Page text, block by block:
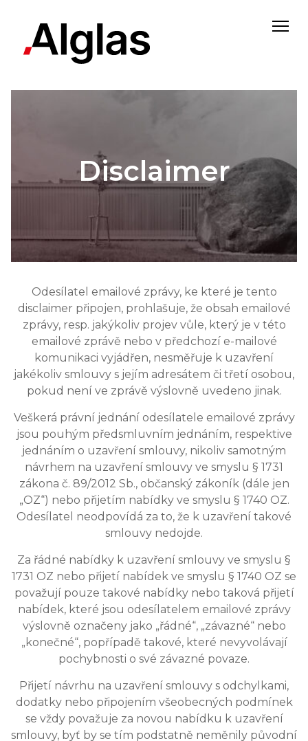
Disclaimer
Odesílatel emailové zprávy, ke které je tento
disclaimer připojen, prohlašuje, že obsah emailové
zprávy, resp. jakýkoliv projev vůle, který je v této
emailové zprávě nebo v předchozí e-mailové
komunikaci vyjádřen, nesměřuje k uzavření
jakékoliv smlouvy s jejím adresátem či třetí osobou,
pokud není ve zprávě výslovně uvedeno jinak.
Veškerá právní jednání odesílatele emailové zprávy
jsou pouhým předsmluvním jednáním, respektive
jednáním o uzavření smlouvy, nikoliv samotným
návrhem na uzavření smlouvy ve smyslu § 1731
zákona č. 89/2012 Sb., občanský zákoník (dále jen
„OZ“) nebo přijetím nabídky ve smyslu § 1740 OZ.
Odesílatel neodpovídá za to, že k uzavření takové
smlouvy nedojde.
Za řádné nabídky k uzavření smlouvy ve smyslu §
1731 OZ nebo přijetí nabídek ve smyslu § 1740 OZ se
považují pouze takové nabídky nebo taková přijetí
nabídek, které jsou odesílatelem emailové zprávy
výslovně označeny jako „řádné“, „závazné“ nebo
„konečné“, popřípadě takové, které nevyvolávají
pochybnosti o své závazné povaze.
Přijetí návrhu na uzavření smlouvy s odchylkami,
dodatky nebo připojením všeobecných podmínek
se vždy považuje za novou nabídku k uzavření
smlouvy, byť by se tím podstatně neměnily původní